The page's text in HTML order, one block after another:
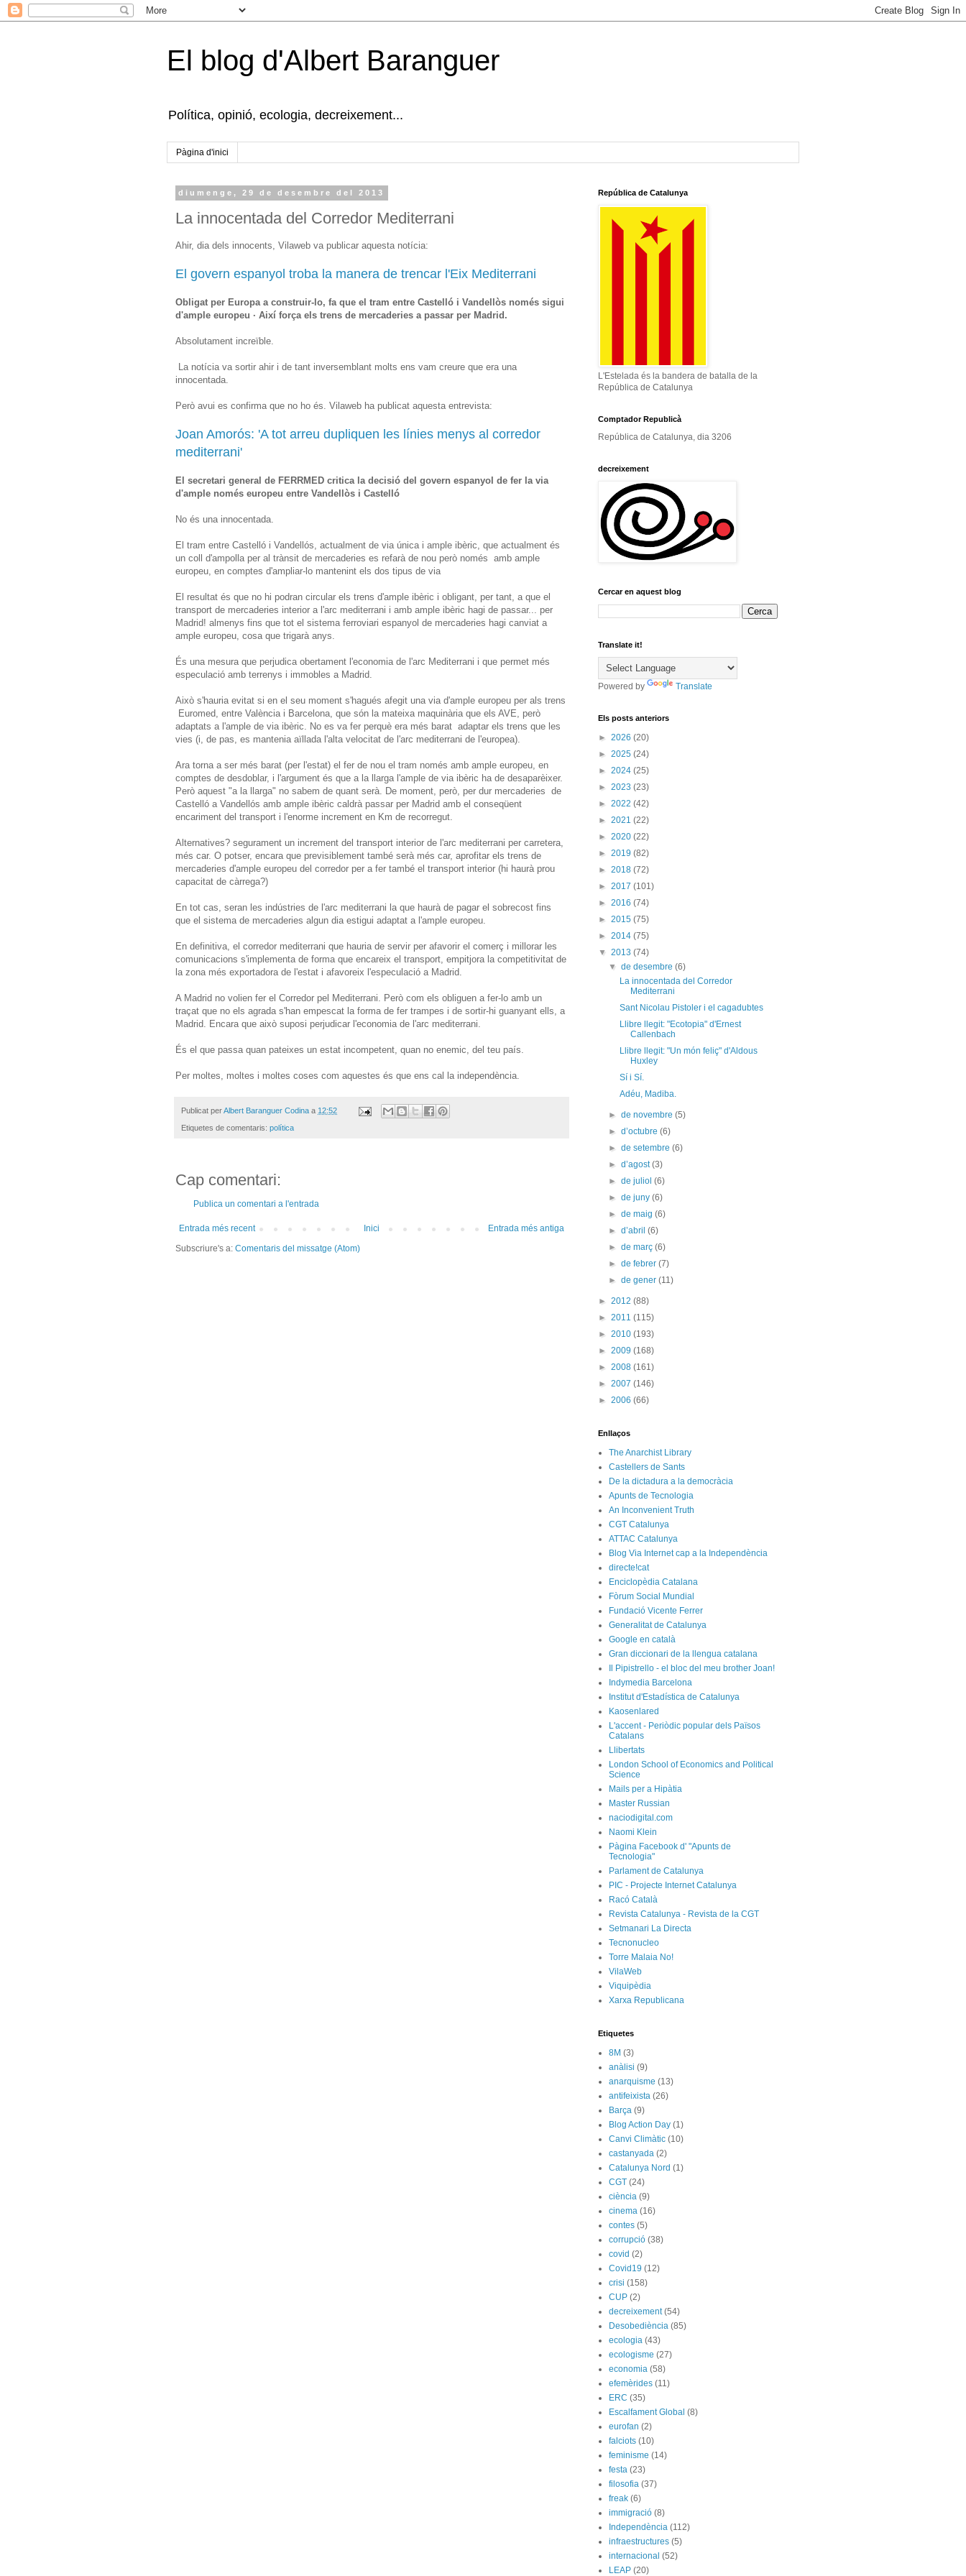
El blog d'Albert Baranguer
Política, opinió, ecologia, decreixement...
Pàgina d'inici
diumenge, 29 de desembre del 2013
La innocentada del Corredor Mediterrani
Ahir, dia dels innocents, Vilaweb va publicar aquesta notícia:
El govern espanyol troba la manera de trencar l'Eix Mediterrani
Obligat per Europa a construir-lo, fa que el tram entre Castelló i Vandellòs només sigui
d'ample europeu · Així força els trens de mercaderies a passar per Madrid.
Absolutament increïble.
La notícia va sortir ahir i de tant inversemblant molts ens vam creure que era una
innocentada.
Però avui es confirma que no ho és. Vilaweb ha publicat aquesta entrevista:
Joan Amorós: 'A tot arreu dupliquen les línies menys al corredor
mediterrani'
El secretari general de FERRMED critica la decisió del govern espanyol de fer la via
d'ample només europeu entre Vandellòs i Castelló
No és una innocentada.
El tram entre Castelló i Vandellós, actualment de via única i ample ibèric, que actualment és
un coll d'ampolla per al trànsit de mercaderies es refarà de nou però només amb ample
europeu, en comptes d'ampliar-lo mantenint els dos tipus de via
El resultat és que no hi podran circular els trens d'ample ibèric i obligant, per tant, a que el
transport de mercaderies interior a l'arc mediterrani i amb ample ibèric hagi de passar... per
Madrid! almenys fins que tot el sistema ferroviari espanyol de mercaderies hagi canviat a
ample europeu, cosa que trigarà anys.
És una mesura que perjudica obertament l'economia de l'arc Mediterrani i que permet més
especulació amb terrenys i immobles a Madrid.
Això s'hauria evitat si en el seu moment s'hagués afegit una via d'ample europeu per als trens
Euromed, entre València i Barcelona, que són la mateixa maquinària que els AVE, però
adaptats a l'ample de via ibèric. No es va fer perquè era més barat adaptar els trens que les
vies (i, de pas, es mantenia aïllada l'alta velocitat de l'arc mediterrani de l'europea).
Ara torna a ser més barat (per l'estat) el fer de nou el tram només amb ample europeu, en
comptes de desdoblar, i l'argument és que a la llarga l'ample de via ibèric ha de desaparèixer.
Però aquest "a la llarga" no sabem de quant serà. De moment, però, per dur mercaderies de
Castelló a Vandellós amb ample ibèric caldrà passar per Madrid amb el conseqüent
encariment del transport i l'enorme increment en Km de recorregut.
Alternatives? segurament un increment del transport interior de l'arc mediterrani per carretera,
més car. O potser, encara que previsiblement també serà més car, aprofitar els trens de
mercaderies d'ample europeu del corredor per a fer també el transport interior (hi haurà prou
capacitat de càrrega?)
En tot cas, seran les indústries de l'arc mediterrani la que haurà de pagar el sobrecost fins
que el sistema de mercaderies algun dia estigui adaptat a l'ample europeu.
En definitiva, el corredor mediterrani que hauria de servir per afavorir el comerç i millorar les
comunicacions s'implementa de forma que encareix el transport, empitjora la competitivitat de
la zona més exportadora de l'estat i afavoreix l'especulació a Madrid.
A Madrid no volien fer el Corredor pel Mediterrani. Però com els obliguen a fer-lo amb un
traçat que no els agrada s'han empescat la forma de fer trampes i de sortir-hi guanyant ells, a
Madrid. Encara que això suposi perjudicar l'economia de l'arc mediterrani.
És el que passa quan pateixes un estat incompetent, quan no enemic, del teu país.
Per moltes, moltes i moltes coses com aquestes és que ens cal la independència.
Publicat perAlbert Baranguer Codina a 12:52
Etiquetes de comentaris: política
Cap comentari:
Publica un comentari a l'entrada
Entrada més recent Entrada més antiga
Inici
Subscriure's a: Comentaris del missatge (Atom)
República de Catalunya
L'Estelada és la bandera de batalla de la
República de Catalunya
Comptador Republicà
República de Catalunya, dia 3206
decreixement
Cercar en aquest blog
Translate it!
Powered by Translate
Els posts anteriors
► 2026 (20)
► 2025 (24)
► 2024 (25)
► 2023 (23)
► 2022 (42)
► 2021 (22)
► 2020 (22)
► 2019 (82)
► 2018 (72)
► 2017 (101)
► 2016 (74)
► 2015 (75)
► 2014 (75)
▼ 2013 (74)
▼de desembre(6)
La innocentada del Corredor
Mediterrani
Sant Nicolau Pistoler i el cagadubtes
Llibre llegit: "Ecotopia" d'Ernest
Callenbach
Llibre llegit: "Un món feliç" d'Aldous
Huxley
Sí i Sí.
Adéu, Madiba.
►de novembre(5)
►d’octubre(6)
►de setembre(6)
►d’agost(3)
►de juliol(6)
►de juny(6)
►de maig(6)
►d’abril(6)
►de març(6)
►de febrer(7)
►de gener(11)
► 2012 (88)
► 2011 (115)
► 2010 (193)
► 2009 (168)
► 2008 (161)
► 2007 (146)
► 2006 (66)
Enllaços
The Anarchist Library
Castellers de Sants
De la dictadura a la democràcia
Apunts de Tecnologia
An Inconvenient Truth
CGT Catalunya
ATTAC Catalunya
Blog Via Internet cap a la Independència
directe!cat
Enciclopèdia Catalana
Fòrum Social Mundial
Fundació Vicente Ferrer
Generalitat de Catalunya
Google en català
Gran diccionari de la llengua catalana
Il Pipistrello - el bloc del meu brother Joan!
Indymedia Barcelona
Institut d'Estadística de Catalunya
Kaosenlared
L'accent - Periòdic popular dels Països
Catalans
Llibertats
London School of Economics and Political
Science
Mails per a Hipàtia
Master Russian
naciodigital.com
Naomi Klein
Pàgina Facebook d' "Apunts de
Tecnologia"
Parlament de Catalunya
PIC - Projecte Internet Catalunya
Racó Català
Revista Catalunya - Revista de la CGT
Setmanari La Directa
Tecnonucleo
Torre Malaia No!
VilaWeb
Viquipèdia
Xarxa Republicana
Etiquetes
8M (3)
anàlisi (9)
anarquisme (13)
antifeixista (26)
Barça (9)
Blog Action Day (1)
Canvi Climàtic (10)
castanyada (2)
Catalunya Nord (1)
CGT (24)
ciència (9)
cinema (16)
contes (5)
corrupció (38)
covid (2)
Covid19 (12)
crisi (158)
CUP (2)
decreixement (54)
Desobediència (85)
ecologia (43)
ecologisme (27)
economia (58)
efemèrides (11)
ERC (35)
Escalfament Global (8)
eurofan (2)
falciots (10)
feminisme (14)
festa (23)
filosofia (37)
freak (6)
immigració (8)
Independència (112)
infraestructures (5)
internacional (52)
LEAP (20)